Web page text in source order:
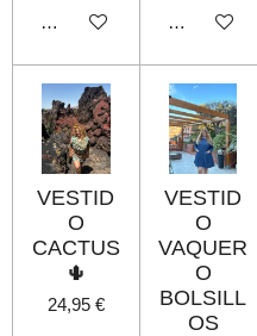
Añadir al carrito Añadir al
VESTID
O
CACTUS
🌵
24,95 €
VESTID
O
VAQUER
O
BOLSILL
OS